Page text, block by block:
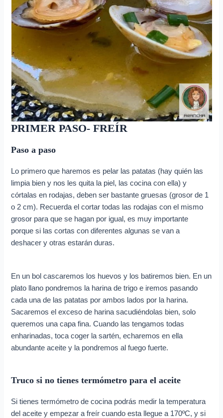
PRIMER PASO- FREÍR
Paso a paso
Lo primero que haremos es pelar las patatas (hay quién las
limpia bien y nos les quita la piel, las cocina con ella) y
córtalas en rodajas, deben ser bastante gruesas (grosor de 1
o 2 cm). Recuerda el cortar todas las rodajas con el mismo
grosor para que se hagan por igual, es muy importante
porque si las cortas con diferentes algunas se van a
deshacer y otras estarán duras.
En un bol cascaremos los huevos y los batiremos bien. En un
plato llano pondremos la harina de trigo e iremos pasando
cada una de las patatas por ambos lados por la harina.
Sacaremos el exceso de harina sacudiéndolas bien, solo
queremos una capa fina. Cuando las tengamos todas
enharinadas, toca coger la sartén, echaremos en ella
abundante aceite y la pondremos al fuego fuerte.
Truco si no tienes termómetro para el aceite
Si tienes termómetro de cocina podrás medir la temperatura
del aceite y empezar a freír cuando esta llegue a 170ºC, y si